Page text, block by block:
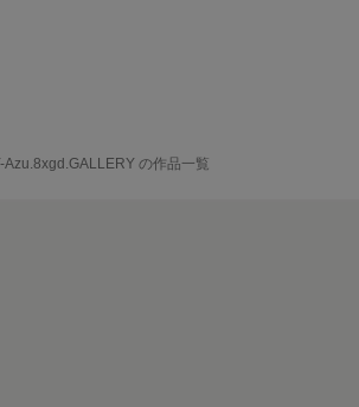
Azu.8xgd.GALLERY の作品一覧